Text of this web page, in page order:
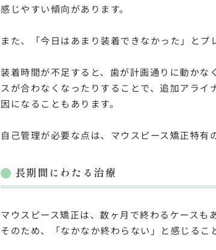
感じやすい傾向があります。
また、「今日はあまり装着できなかった」とプ
装着時間が不足すると、歯が計画通りに動かな
スが合わなくなったりすることで、追加アラ
因になることもあります。
自己管理が必要な点は、マウスピース矯正特有
長期間にわたる治療
マウスピース矯正は、数ヶ月で終わるケースも
そのため、「なかなか終わらない」と感じるこ